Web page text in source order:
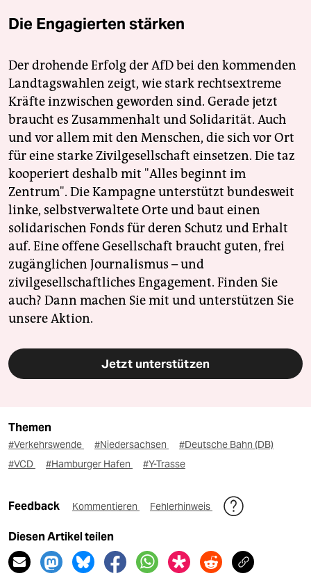
Die Engagierten stärken
Der drohende Erfolg der AfD bei den kommenden
Landtagswahlen zeigt, wie stark rechtsextreme
Kräfte inzwischen geworden sind. Gerade jetzt
braucht es Zusammenhalt und Solidarität. Auch
und vor allem mit den Menschen, die sich vor Ort
für eine starke Zivilgesellschaft einsetzen. Die taz
kooperiert deshalb mit "Alles beginnt im
Zentrum". Die Kampagne unterstützt bundesweit
linke, selbstverwaltete Orte und baut einen
solidarischen Fonds für deren Schutz und Erhalt
auf. Eine offene Gesellschaft braucht guten, frei
zugänglichen Journalismus – und
zivilgesellschaftliches Engagement. Finden Sie
auch? Dann machen Sie mit und unterstützen Sie
unsere Aktion.
Jetzt unterstützen
Themen
#Verkehrswende #Niedersachsen
#Deutsche Bahn (DB)
#VCD
#Hamburger Hafen #Y-Trasse
Feedback Kommentieren Fehlerhinweis
Diesen Artikel teilen